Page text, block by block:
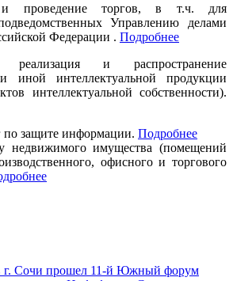
и проведение торгов, в т.ч. для
Управлению делами
Федерации . Подробнее
реализация и распространение
иной интеллектуальной продукции
интеллектуальной собственности).
по защите информации. Подробнее
недвижимого имущества (помещений
офисного и торгового
г. Сочи прошел 11-й Южный форум